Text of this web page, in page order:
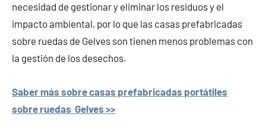
necesidad de gestionar y eliminar los residuos y el
impacto ambiental, por lo que las casas prefabricadas
sobre ruedas de Gelves son tienen menos problemas con
la gestión de los desechos.
Saber más sobre casas prefabricadas portátiles
sobre ruedas Gelves >>